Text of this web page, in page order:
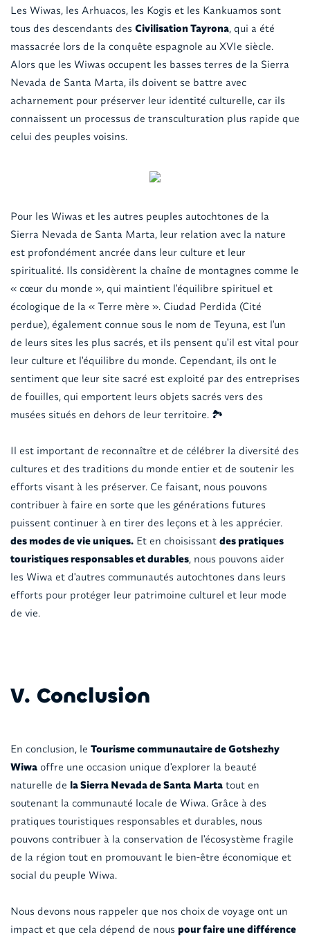
Les Wiwas, les Arhuacos, les Kogis et les Kankuamos sont
tous des descendants des Civilisation Tayrona, qui a été
massacrée lors de la conquête espagnole au XVIe siècle.
Alors que les Wiwas occupent les basses terres de la Sierra
Nevada de Santa Marta, ils doivent se battre avec
acharnement pour préserver leur identité culturelle, car ils
connaissent un processus de transculturation plus rapide que
celui des peuples voisins.
Pour les Wiwas et les autres peuples autochtones de la
Sierra Nevada de Santa Marta, leur relation avec la nature
est profondément ancrée dans leur culture et leur
spiritualité. Ils considèrent la chaîne de montagnes comme le
« cœur du monde », qui maintient l'équilibre spirituel et
écologique de la « Terre mère ». Ciudad Perdida (Cité
perdue), également connue sous le nom de Teyuna, est l'un
de leurs sites les plus sacrés, et ils pensent qu'il est vital pour
leur culture et l'équilibre du monde. Cependant, ils ont le
sentiment que leur site sacré est exploité par des entreprises
de fouilles, qui emportent leurs objets sacrés vers des
musées situés en dehors de leur territoire. 🏞️
Il est important de reconnaître et de célébrer la diversité des
cultures et des traditions du monde entier et de soutenir les
efforts visant à les préserver. Ce faisant, nous pouvons
contribuer à faire en sorte que les générations futures
puissent continuer à en tirer des leçons et à les apprécier.
des modes de vie uniques.Et en choisissant des pratiques
touristiques responsables et durables, nous pouvons aider
les Wiwa et d'autres communautés autochtones dans leurs
efforts pour protéger leur patrimoine culturel et leur mode
de vie.
V. Conclusion
En conclusion, le Tourisme communautaire de Gotshezhy
Wiwaoffre une occasion unique d'explorer la beauté
naturelle de la Sierra Nevada de Santa Martatout en
soutenant la communauté locale de Wiwa. Grâce à des
pratiques touristiques responsables et durables, nous
pouvons contribuer à la conservation de l'écosystème fragile
de la région tout en promouvant le bien-être économique et
social du peuple Wiwa.
Nous devons nous rappeler que nos choix de voyage ont un
impact et que cela dépend de nous pour faire une différence